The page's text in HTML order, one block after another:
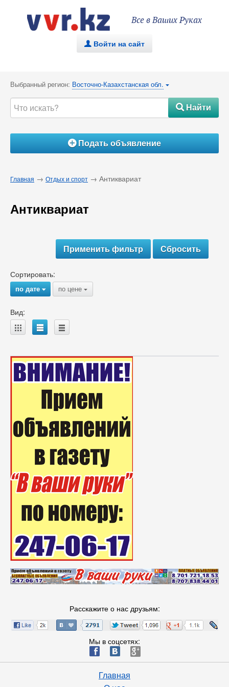
Все в Ваших Руках
. Войти на сайт
Выбранный регион: Восточно-Казахстанская обл. {
#Найти
ÁПодать объявление
Главная → Отдых и спорт → Антиквариат
Антиквариат
Сортировать:
по дате{ по цене {
Вид:
A B C
Расскажите о нас друзьям:
Мы в соцсетях:
ä æ è
Главная